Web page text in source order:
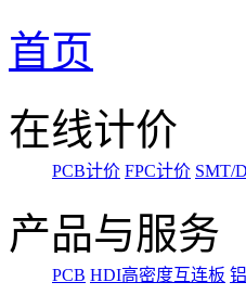
首页
在线计价
PCB计价 FPC计价 SMT/
产品与服务
PCB HDI高密度互连板